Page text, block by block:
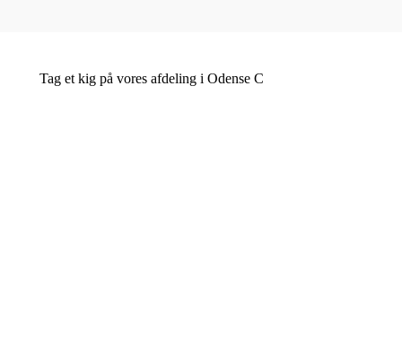
Tag et kig på vores afdeling i Odense C